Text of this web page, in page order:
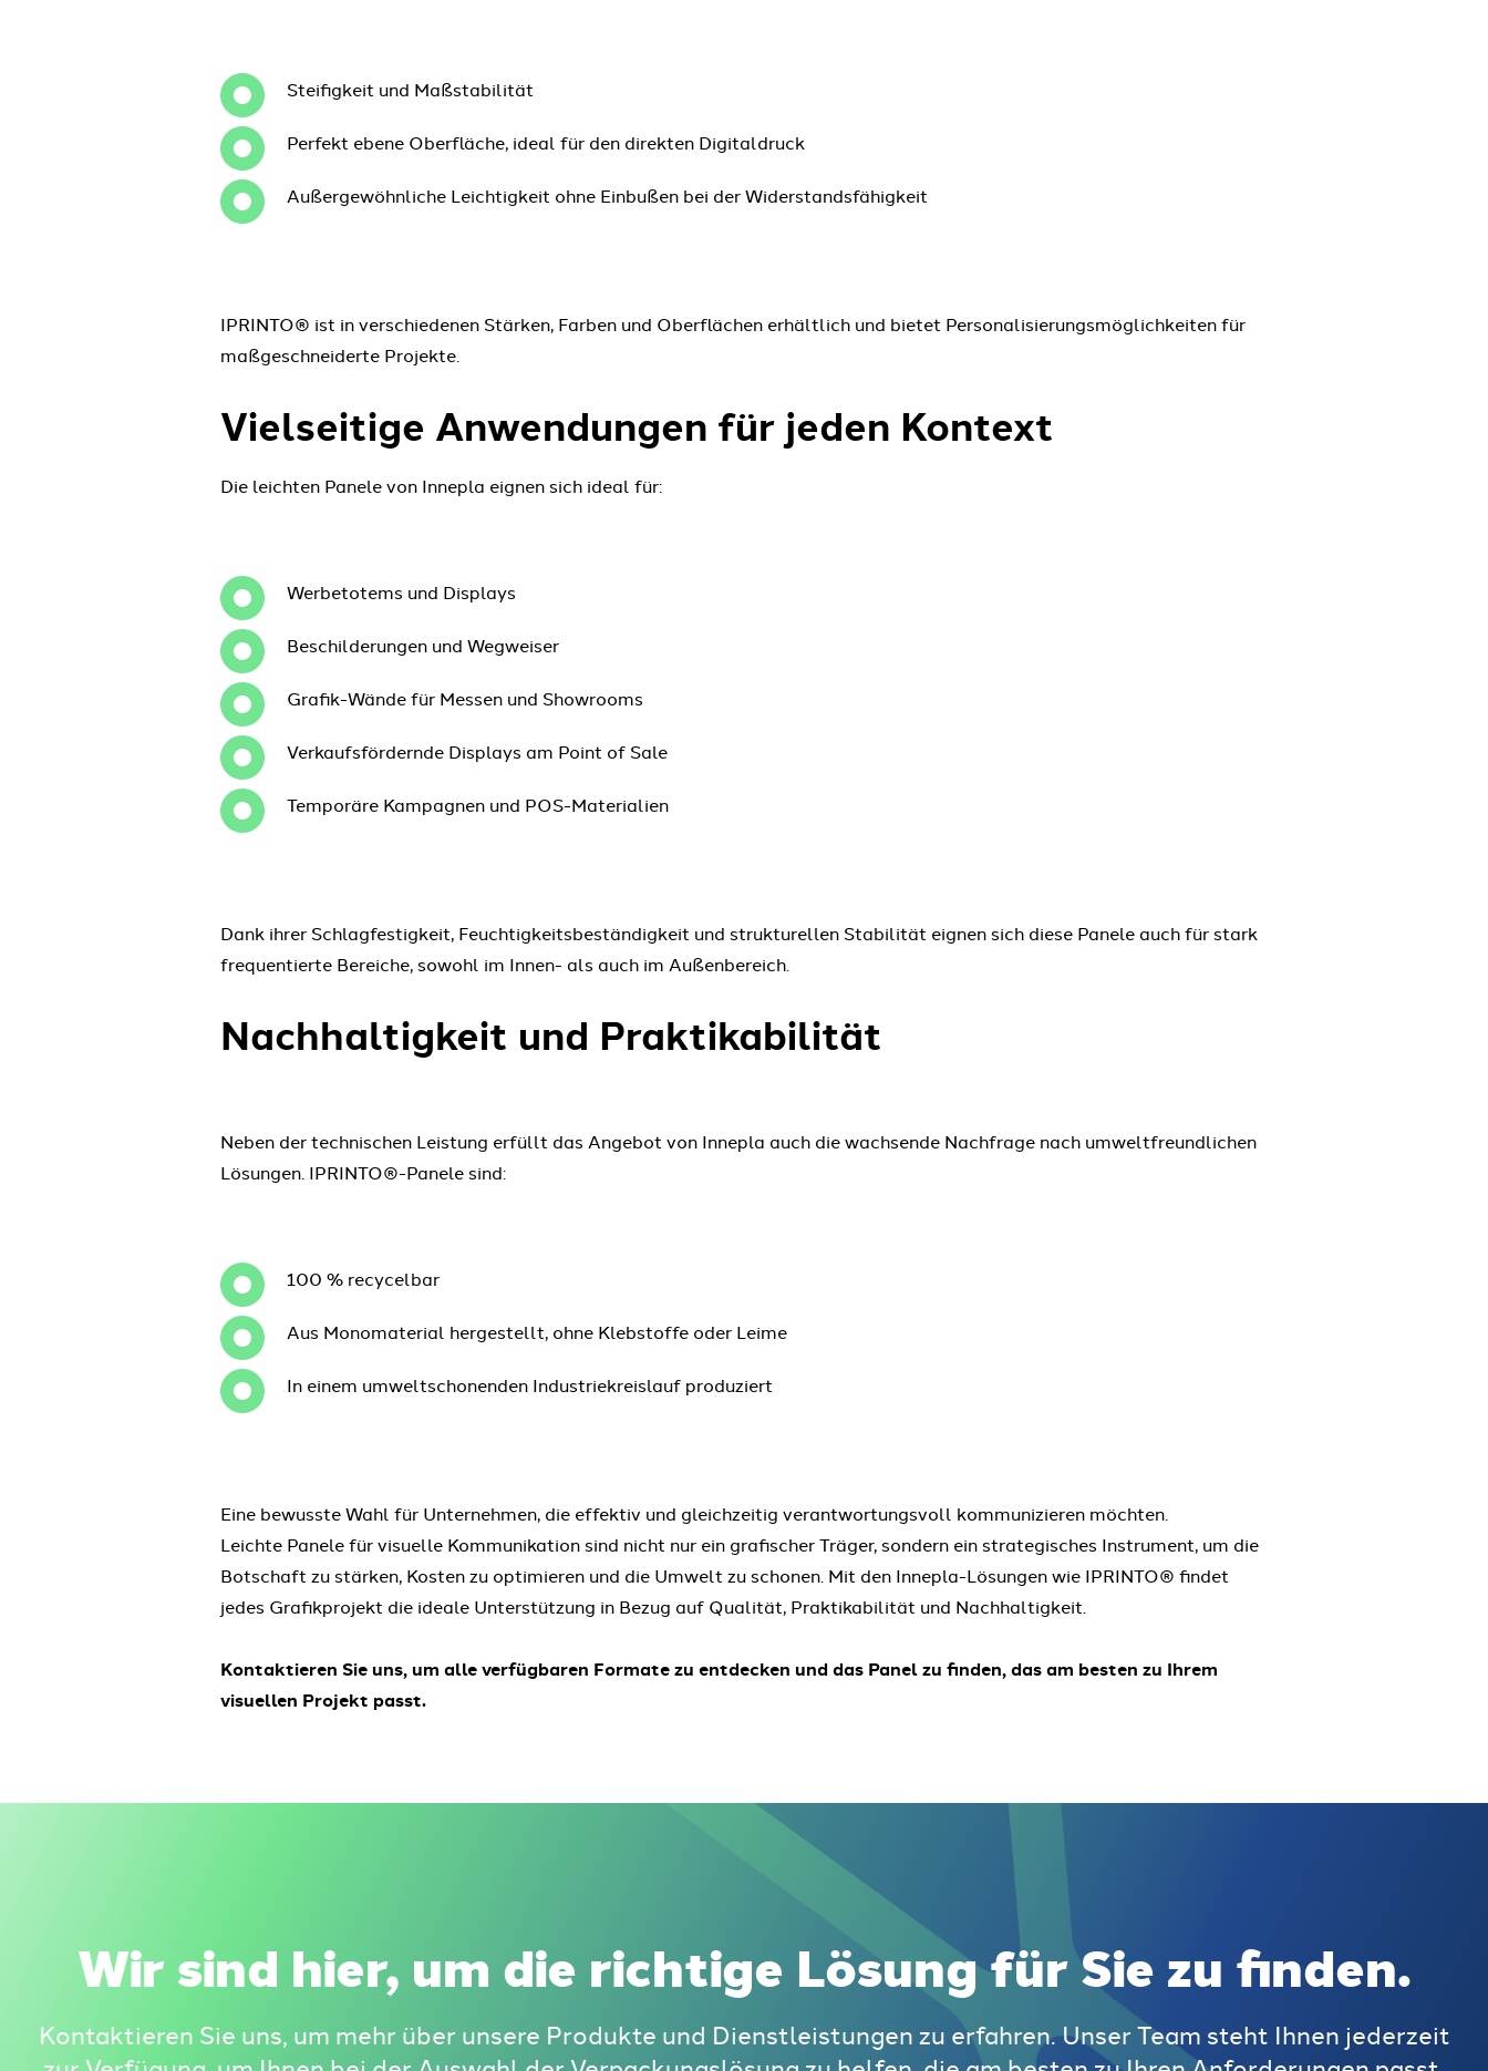
Steifigkeit und Maßstabilität
Perfekt ebene Oberfläche, ideal für den direkten Digitaldruck
Außergewöhnliche Leichtigkeit ohne Einbußen bei der Widerstandsfähigkeit
IPRINTO® ist in verschiedenen Stärken, Farben und Oberflächen erhältlich und bietet Personalisierungsmöglichkeiten für
maßgeschneiderte Projekte.
Vielseitige Anwendungen für jeden Kontext
Die leichten Panele von Innepla eignen sich ideal für:
Werbetotems und Displays
Beschilderungen und Wegweiser
Grafik-Wände für Messen und Showrooms
Verkaufsfördernde Displays am Point of Sale
Temporäre Kampagnen und POS-Materialien
Dank ihrer Schlagfestigkeit, Feuchtigkeitsbeständigkeit und strukturellen Stabilität eignen sich diese Panele auch für stark
frequentierte Bereiche, sowohl im Innen- als auch im Außenbereich.
Nachhaltigkeit und Praktikabilität
Neben der technischen Leistung erfüllt das Angebot von Innepla auch die wachsende Nachfrage nach umweltfreundlichen
Lösungen. IPRINTO®-Panele sind:
100 % recycelbar
Aus Monomaterial hergestellt, ohne Klebstoffe oder Leime
In einem umweltschonenden Industriekreislauf produziert
Eine bewusste Wahl für Unternehmen, die effektiv und gleichzeitig verantwortungsvoll kommunizieren möchten.
Leichte Panele für visuelle Kommunikation sind nicht nur ein grafischer Träger, sondern ein strategisches Instrument, um die
Botschaft zu stärken, Kosten zu optimieren und die Umwelt zu schonen. Mit den Innepla-Lösungen wie IPRINTO® findet
jedes Grafikprojekt die ideale Unterstützung in Bezug auf Qualität, Praktikabilität und Nachhaltigkeit.
Kontaktieren Sie uns, um alle verfügbaren Formate zu entdecken und das Panel zu finden, das am besten zu Ihrem
visuellen Projekt passt.
Wir sind hier, um die richtige Lösung für Sie zu finden.
Kontaktieren Sie uns, um mehr über unsere Produkte und Dienstleistungen zu erfahren. Unser Team steht Ihnen jederzeit